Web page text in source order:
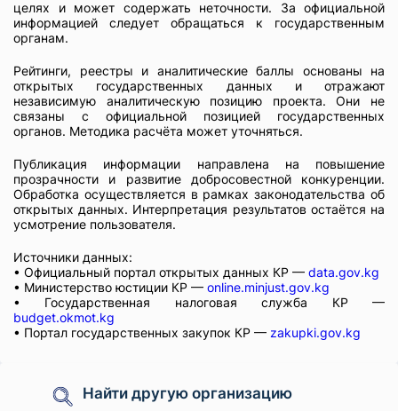
целях и может содержать неточности. За официальной
информацией следует обращаться к государственным
органам.
Рейтинги, реестры и аналитические баллы основаны на
открытых государственных данных и отражают
независимую аналитическую позицию проекта. Они не
связаны с официальной позицией государственных
органов. Методика расчёта может уточняться.
Публикация информации направлена на повышение
прозрачности и развитие добросовестной конкуренции.
Обработка осуществляется в рамках законодательства об
открытых данных. Интерпретация результатов остаётся на
усмотрение пользователя.
Источники данных:
• Официальный портал открытых данных КР — data.gov.kg
• Министерство юстиции КР — online.minjust.gov.kg
• Государственная налоговая служба КР —
budget.okmot.kg
• Портал государственных закупок КР — zakupki.gov.kg
Найти другую организацию